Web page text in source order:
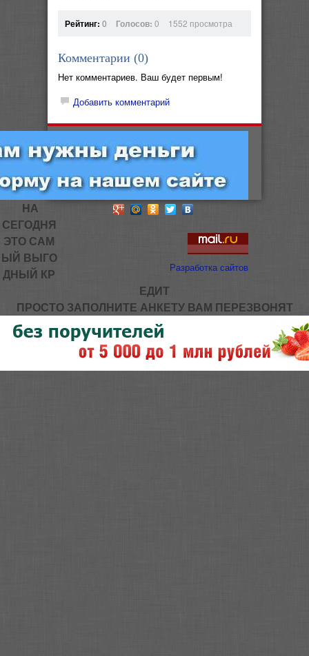
Рейтинг: 0 Голосов: 0 1552 просмотра
Комментарии (0)
Нет комментариев. Ваш будет первым!
Добавить комментарий
Разработка сайтов
НА
СЕГОДНЯ
ЭТО САМ
ЫЙ ВЫГО
ДНЫЙ КР
ЕДИТ
ПРОСТО ЗАПОЛНИТЕ АНКЕТУ ВАМ ПЕРЕЗВОНЯТ